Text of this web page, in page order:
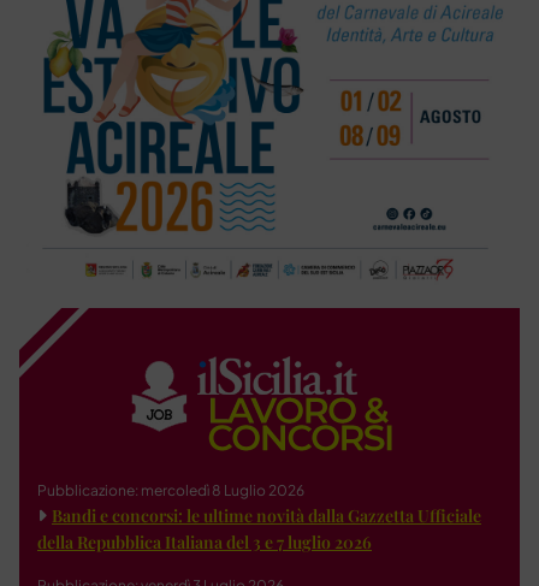
Pubblicazione: mercoledì 8 Luglio 2026
Bandi e concorsi: le ultime novità dalla Gazzetta Ufficiale
della Repubblica Italiana del 3 e 7 luglio 2026